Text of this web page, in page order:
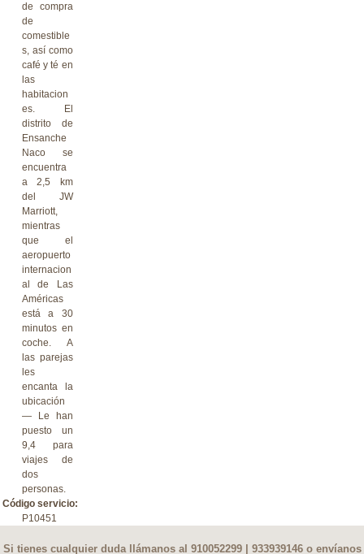
de compra
de
comestible
s, así como
café y té en
las
habitacion
es. El
distrito de
Ensanche
Naco se
encuentra
a 2,5 km
del JW
Marriott,
mientras
que el
aeropuerto
internacion
al de Las
Américas
está a 30
minutos en
coche. A
las parejas
les
encanta la
ubicación
— Le han
puesto un
9,4 para
viajes de
dos
personas.
Código servicio:
P10451
Si tienes cualquier duda llámanos al 910052299 | 933939146 o envíanos